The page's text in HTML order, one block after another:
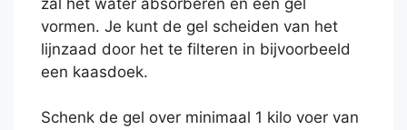
vormen. Je kunt de gel scheiden van het
lijnzaad door het te filteren in bijvoorbeeld
een kaasdoek.
Schenk de gel over minimaal 1 kilo voer van